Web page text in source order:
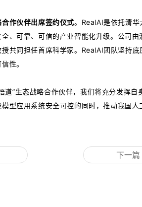
作伙伴出席签约仪式。RealAI是依托清华
、可靠、可信的产业智能化升级。公司由
共同担任首席科学家。RealAI团队坚持
性。
”生态战略合作伙伴，我们将充分发挥自
型应用系统安全可控的同时，推动我国人
下一篇